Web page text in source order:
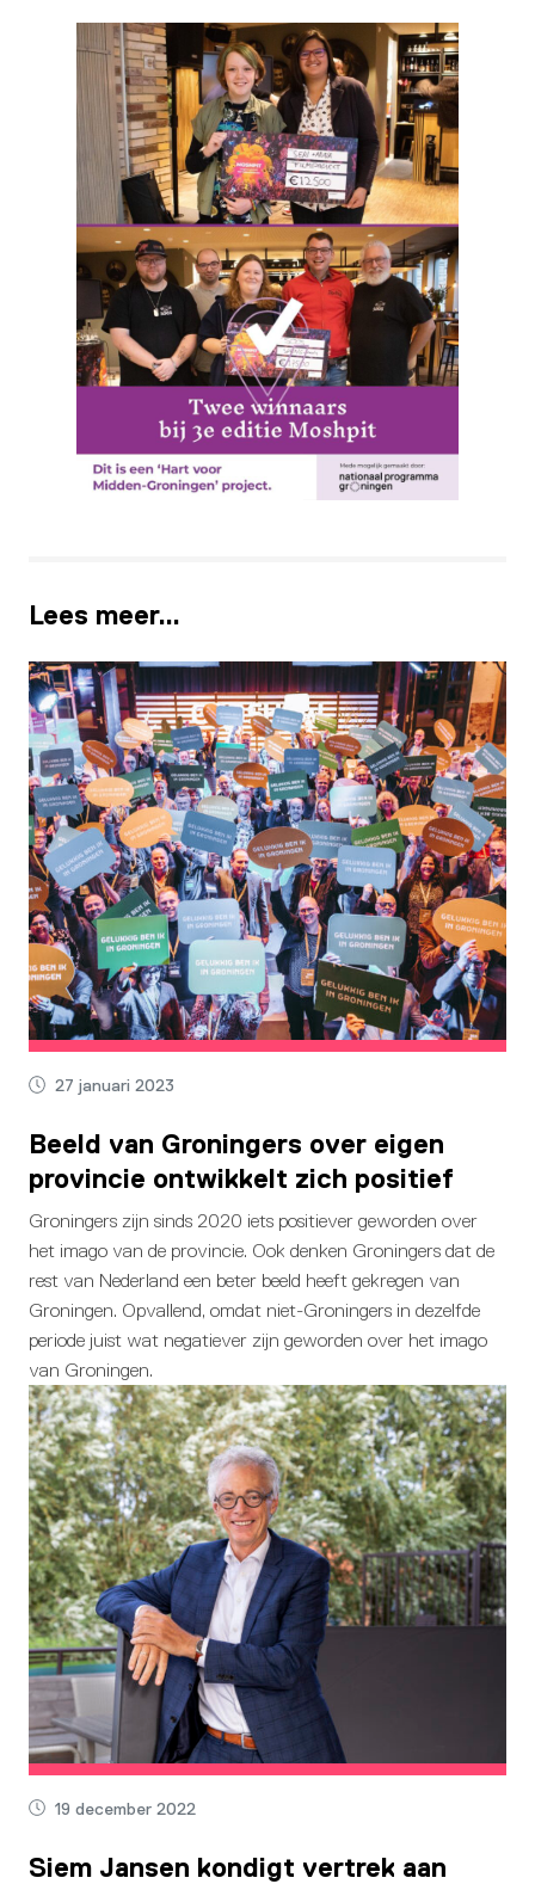
Lees meer…
27 januari 2023
Beeld van Groningers over eigen
provincie ontwikkelt zich positief
Groningers zijn sinds 2020 iets positiever geworden over
het imago van de provincie. Ook denken Groningers dat de
rest van Nederland een beter beeld heeft gekregen van
Groningen. Opvallend, omdat niet-Groningers in dezelfde
periode juist wat negatiever zijn geworden over het imago
van Groningen.
19 december 2022
Siem Jansen kondigt vertrek aan